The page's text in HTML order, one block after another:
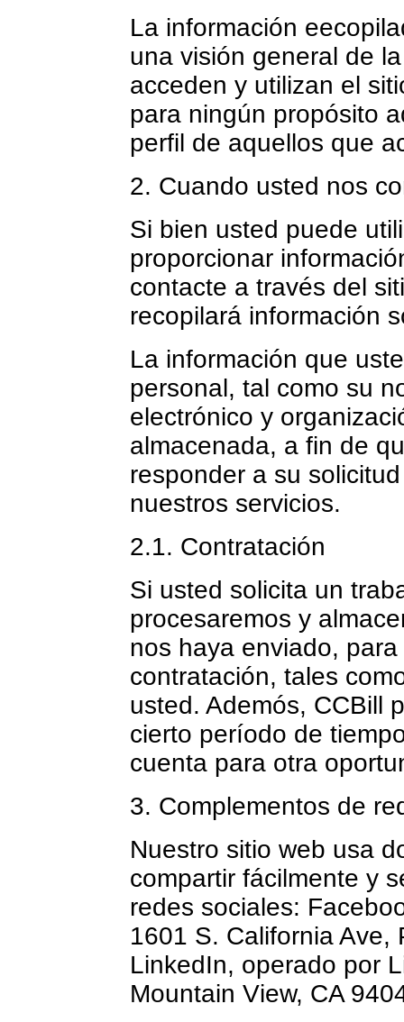
La información
una visión general de
acceden y utilizan el
para ningún propósito
perfil de aquellos que
2. Cuando usted nos
Si bien usted puede
proporcionar
contacte a través del
recopilará información
La información que
personal, tal como su
electrónico y
almacenada, a fin de
responder a su
nuestros servicios.
2.1. Contratación
Si usted solicita un
procesaremos y
nos haya enviado,
contratación, tales
usted. Ademós, CCBill
cierto período de
cuenta para otra
3. Complementos de
Nuestro sitio web usa
compartir fácilmente y
redes sociales:
1601 S. California Ave,
LinkedIn, operado por
Mountain View, CA